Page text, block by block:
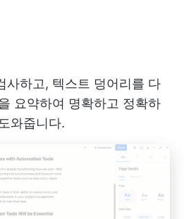
사하고, 텍스트 덩어리를 다
요약하여 명확하고 정확하
와줍니다.